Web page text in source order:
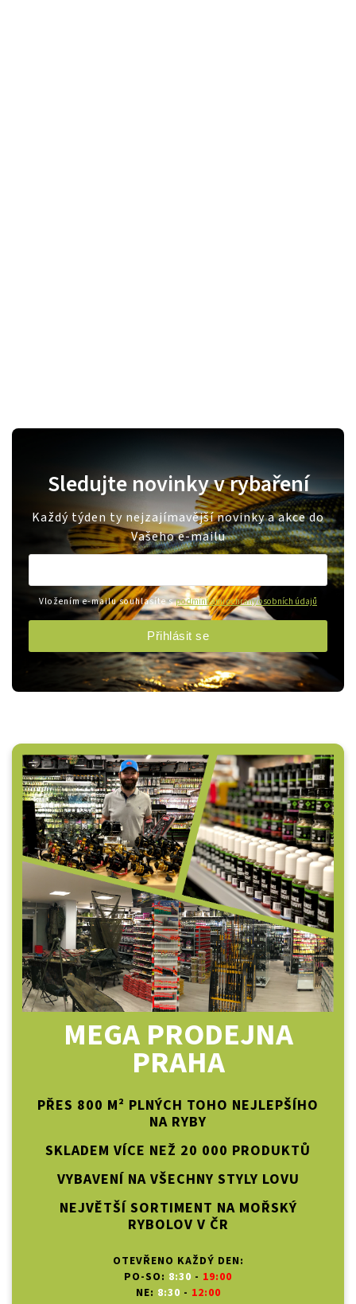
MEGA PRODEJNA
PRAHA
PŘES 800 M² PLNÝCH TOHO NEJLEPŠÍHO
NA RYBY
SKLADEM VÍCE NEŽ 20 000 PRODUKTŮ
VYBAVENÍ NA VŠECHNY STYLY LOVU
NEJVĚTŠÍ SORTIMENT NA MOŘSKÝ
RYBOLOV V ČR
OTEVŘENO KAŽDÝ DEN:
PO-SO: 8:30 - 19:00
NE: 8:30 - 12:00
Sledujte novinky v rybaření
Každý týden ty nejzajímavější novinky a akce do
Vašeho e-mailu
Vložením e-mailu souhlasíte spodmínkami ochrany osobních údajů
Přihlásit se